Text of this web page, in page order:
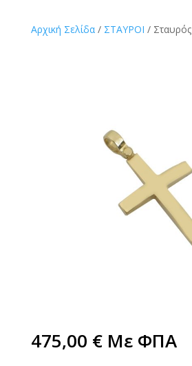
Αρχική Σελίδα/ ΣΤΑΥΡΟΙ / Σταυρός
475,00 € Με ΦΠΑ